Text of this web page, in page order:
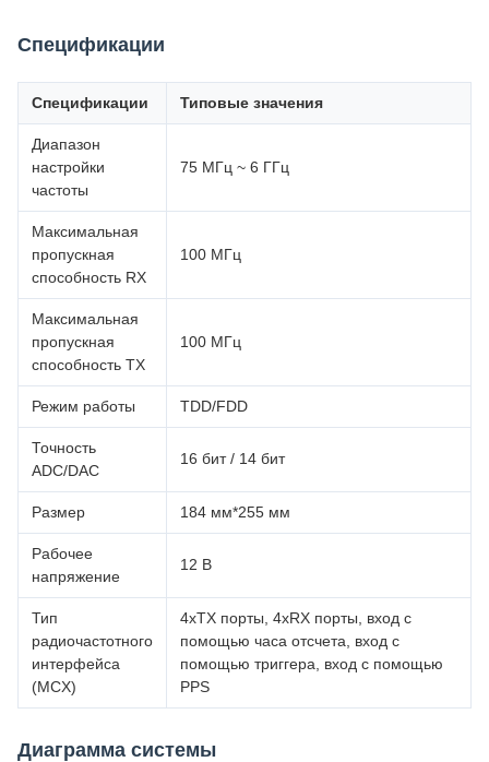
Спецификации
Спецификации Типовые значения
Диапазон
настройки
частоты
75 МГц ~ 6 ГГц
Максимальная
пропускная
способность RX
100 МГц
Максимальная
пропускная
способность TX
100 МГц
Режим работы TDD/FDD
Точность
ADC/DAC
16 бит / 14 бит
Размер 184 мм*255 мм
Рабочее
напряжение
12 В
Тип
радиочастотного
интерфейса
(MCX)
4xTX порты, 4xRX порты, вход с
помощью часа отсчета, вход с
помощью триггера, вход с помощью
PPS
Диаграмма системы